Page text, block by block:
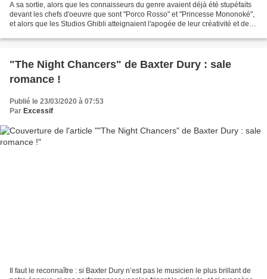
A sa sortie, alors que les connaisseurs du genre avaient déjà été stupéfaits
devant les chefs d'oeuvre que sont "Porco Rosso" et "Princesse Mononoké",
et alors que les Studios Ghibli atteignaient l'apogée de leur créativité et de
"The Night Chancers" de Baxter Dury : sale
romance !
Publié le 23/03/2020 à 07:53
Par Excessif
Il faut le reconnaître : si Baxter Dury n’est pas le musicien le plus brillant de